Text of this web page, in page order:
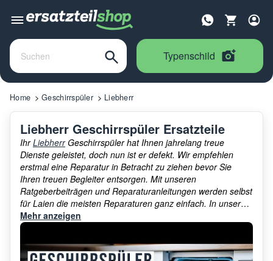
Typenschild
Home Geschirrspüler Liebherr
Liebherr Geschirrspüler Ersatzteile
IhrLiebherrGeschirrspüler hat Ihnen jahrelang treue
Dienste geleistet, doch nun ist er defekt. Wir empfehlen
erstmal eine Reparatur in Betracht zu ziehen bevor Sie
Ihren treuen Begleiter entsorgen. Mit unseren
Ratgeberbeiträgen und Reparaturanleitungen werden selbst
für Laien die meisten Reparaturen ganz einfach. In unserem
großen Sortiment
finden Sie außerdem zu Ihrem Liebherr Geschirrspüler
sich selbst.
Mehr anzeigen